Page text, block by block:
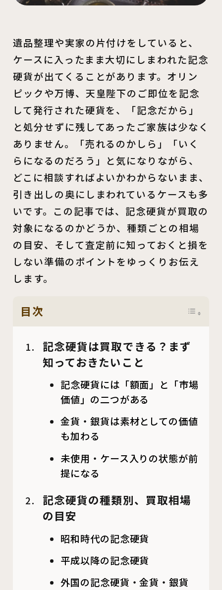
遺品整理や実家の片付けをしていると、
ケースに入ったまま大切にしまわれた記念
硬貨が出てくることがあります。オリン
ピックや万博、天皇陛下のご即位を記念
して発行された硬貨を、「記念だから」
と処分せずに残してあったご家族は少なく
ありません。「売れるのかしら」「いく
らになるのだろう」と気になりながら、
どこに相談すればよいかわからないまま、
引き出しの奥にしまわれているケースも多
いです。この記事では、記念硬貨が買取の
対象になるのかどうか、種類ごとの相場
の目安、そして査定前に知っておくと損を
しない準備のポイントをゆっくりお伝え
します。
目次
記念硬貨は買取できる？まず
知っておきたいこと
記念硬貨には「額面」と「市場
価値」の二つがある
金貨・銀貨は素材としての価値
も加わる
未使用・ケース入りの状態が前
提になる
記念硬貨の種類別、買取相場
の目安
昭和時代の記念硬貨
平成以降の記念硬貨
外国の記念硬貨・金貨・銀貨